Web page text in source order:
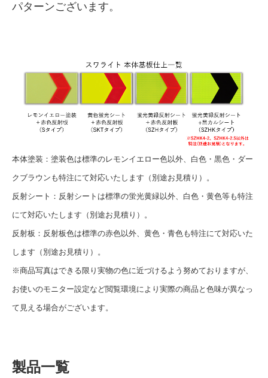
パターンございます。
本体塗装：塗装色は標準のレモンイエロー色以外、白色・黒色・ダー
クブラウンも特注にて対応いたします（別途お見積り）。
反射シート：反射シートは標準の蛍光黄緑以外、白色・黄色等も特注
にて対応いたします（別途お見積り）。
反射板：反射板色は標準の赤色以外、黄色・青色も特注にて対応いた
します（別途お見積り）。
※商品写真はできる限り実物の色に近づけるよう努めておりますが、
お使いのモニター設定など閲覧環境により実際の商品と色味が異なっ
て見える場合がございます。
製品一覧